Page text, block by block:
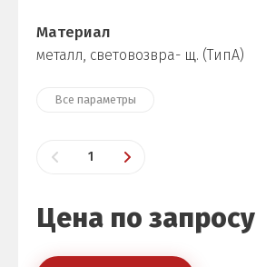
Материал
металл, световозвра- щ. (ТипА)
Все параметры
Цена по запросу